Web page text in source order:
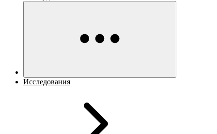
Исследования